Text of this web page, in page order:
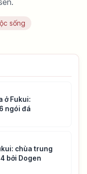
sống
ở Fukui:
ngói đá
chùa trung
bởi Dogen